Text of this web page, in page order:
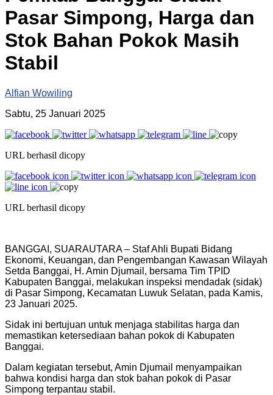
Pasar Simpong, Harga dan
Stok Bahan Pokok Masih
Stabil
Alfian Wowiling
Sabtu, 25 Januari 2025
URL berhasil dicopy
URL berhasil dicopy
BANGGAI, SUARAUTARA – Staf Ahli Bupati Bidang
Ekonomi, Keuangan, dan Pengembangan Kawasan Wilayah
Setda Banggai, H. Amin Djumail, bersama Tim TPID
Kabupaten Banggai, melakukan inspeksi mendadak (sidak)
di Pasar Simpong, Kecamatan Luwuk Selatan, pada Kamis,
23 Januari 2025.
Sidak ini bertujuan untuk menjaga stabilitas harga dan
memastikan ketersediaan bahan pokok di Kabupaten
Banggai.
Dalam kegiatan tersebut, Amin Djumail menyampaikan
bahwa kondisi harga dan stok bahan pokok di Pasar
Simpong terpantau stabil.